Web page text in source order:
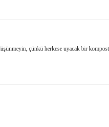
çünkü herkese uyacak bir